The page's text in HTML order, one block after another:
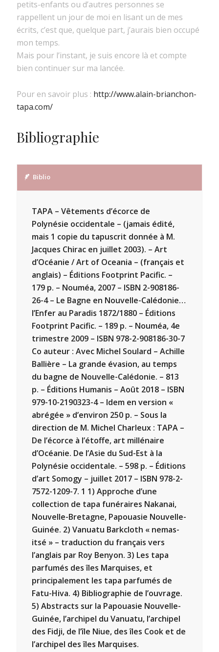
petits-enfants ou d’autres personnes se
rappellent un jour de moi en lisant un de mes
écrits, c’est que, quelque part, j’aurais bien occupé
mon temps.
Mais pour l’instant, je suis encore là et compte
bien continuer sur ma lancée.
Pour en savoir plus : http://www.alain-brianchon-
tapa.com/
Bibliographie
Biblio
TAPA – Vêtements d’écorce de
Polynésie occidentale – (jamais édité,
mais 1 copie du tapuscrit donnée à M.
Jacques Chirac en juillet 2003). – Art
d’Océanie / Art of Oceania – (français et
anglais) – Éditions Footprint Pacific. –
179 p. – Nouméa, 2007 – ISBN 2-908186-
26-4 – Le Bagne en Nouvelle-Calédonie…
l’Enfer au Paradis 1872/1880 – Éditions
Footprint Pacific. – 189 p. – Nouméa, 4e
trimestre 2009 – ISBN 978-2-908186-30-7
Co auteur : Avec Michel Soulard – Achille
Ballière – La grande évasion, au temps
du bagne de Nouvelle-Calédonie. – 813
p. – Éditions Humanis – Août 2018 – ISBN
979-10-2190323-4 – Idem en version «
abrégée » d’environ 250 p. – Sous la
direction de M. Michel Charleux : TAPA –
De l’écorce à l’étoffe, art millénaire
d’Océanie. De l’Asie du Sud-Est à la
Polynésie occidentale. – 598 p. – Éditions
d’art Somogy – juillet 2017 – ISBN 978-2-
7572-1209-7. 1 1) Approche d’une
collection de tapa funéraires Nakanai,
Nouvelle-Bretagne, Papouasie Nouvelle-
Guinée. 2) Vanuatu Barkcloth « nemas-
itsé » – traduction du français vers
l’anglais par Roy Benyon. 3) Les tapa
parfumés des îles Marquises, et
principalement les tapa parfumés de
Fatu-Hiva. 4) Bibliographie de l’ouvrage.
5) Abstracts sur la Papouasie Nouvelle-
Guinée, l’archipel du Vanuatu, l’archipel
des Fidji, de l’île Niue, des îles Cook et de
l’archipel des îles Marquises.